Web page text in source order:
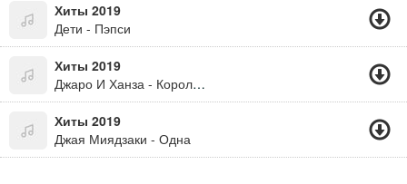
Хиты 2019
Дети - Пэпси
Хиты 2019
Джаро И Ханза - Королева Танцпола
Хиты 2019
Джая Миядзаки - Одна